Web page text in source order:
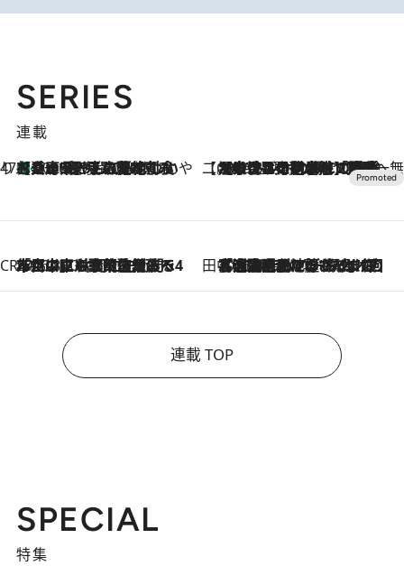
SERIES
連載
47都道府県の手みやげ ひんやりスイーツで夏を満喫
2026.8.8
【兵庫県】この夏絶対食べたい 冷やしておいしいおやつ3選 淡路島の恵みをジェラートに集約 【CREA×星野リゾート】唯一無二。癒しと発見が待つ場所へ
2026.8.7
【トンボの足水浴】ヒノキの香りに包まれて涼感マックス！約13℃の湧水かけ流しを避暑地「星野温泉 トンボの湯」で体験
CREA'S CHOICE
2026.8.7
「立川にも歌舞伎があるんだよ」 片岡仁左衛門・市川中車ら豪華座組みで4年目の立川立飛歌舞伎へ 田中稲の勝手に再ブーム
2026.8.7
「湘南乃風に憧れて」観客大盛上がりの“タオル回し”に、ラッパー顔負けの高速歌唱まで…さだまさし（74）のアグレッシブすぎる現在地
連載 TOP
SPECIAL
特集